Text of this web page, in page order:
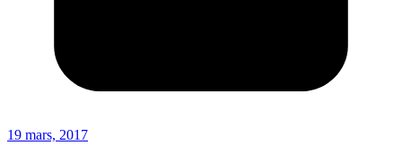
19 mars, 2017